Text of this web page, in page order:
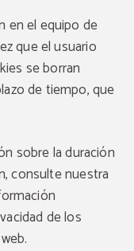
en el equipo de
que el usuario
se borran
de tiempo, que
sobre la duración
consulte nuestra
de los